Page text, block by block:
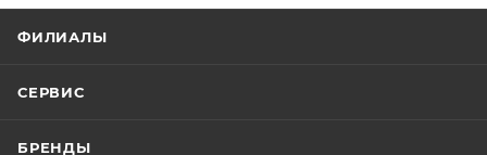
ФИЛИАЛЫ
СЕРВИС
БРЕНДЫ